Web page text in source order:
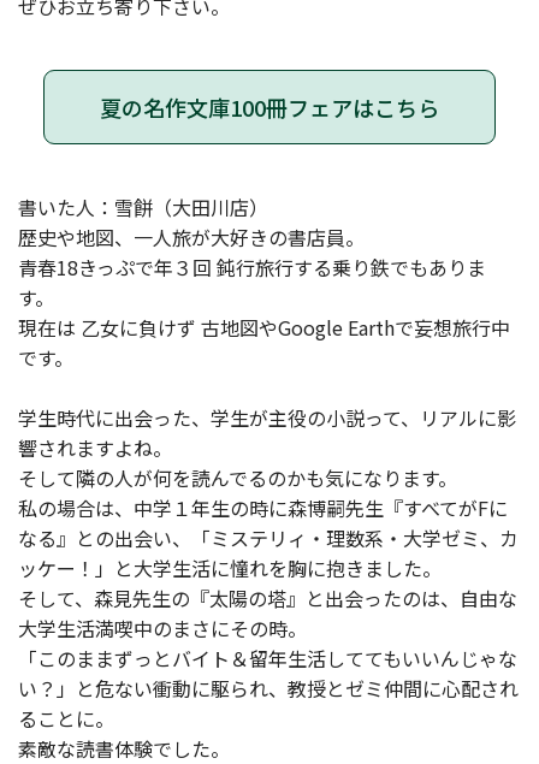
ぜひお立ち寄り下さい。
夏の名作文庫100冊フェアはこちら
書いた人：雪餅（大田川店）
歴史や地図、一人旅が大好きの書店員。
青春18きっぷで年３回 鈍行旅行する乗り鉄でもありま
す。
現在は 乙女に負けず 古地図やGoogle Earthで妄想旅行中
です。
学生時代に出会った、学生が主役の小説って、リアルに影
響されますよね。
そして隣の人が何を読んでるのかも気になります。
私の場合は、中学１年生の時に森博嗣先生『すべてがFに
なる』との出会い、「ミステリィ・理数系・大学ゼミ、カ
ッケー！」と大学生活に憧れを胸に抱きました。
そして、森見先生の『太陽の塔』と出会ったのは、自由な
大学生活満喫中のまさにその時。
「このままずっとバイト＆留年生活しててもいいんじゃな
い？」と危ない衝動に駆られ、教授とゼミ仲間に心配され
ることに。
素敵な読書体験でした。